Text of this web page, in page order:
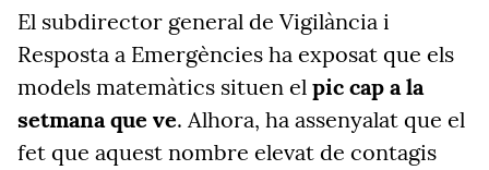
El subdirector general de Vigilància i
Resposta a Emergències ha exposat que els
models matemàtics situen el pic cap a la
setmana que ve. Alhora, ha assenyalat que el
fet que aquest nombre elevat de contagis